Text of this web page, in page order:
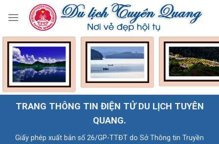
'"Tuyên Quang mùa gặt" - Tác giả: Đinh Công Thuỷ'
'"Tuyên Quang mùa gặt" - Tác giả: Đinh Công Thuỷ'
'"Tuyên Quang mùa gặt" - Tác giả: Đinh Công Thuỷ'
'"Tuyên Quang mùa gặt" - Tác giả: Đinh Công Thuỷ'
'"Tuyên Quang mùa gặt" - Tác giả: Đinh Công Thuỷ'
TRANG THÔNG TIN ĐIỆN TỬ DU LỊCH TUYÊN
QUANG.
Giấy phép xuất bản số 26/GP-TTĐT do Sở Thông tin Truyền